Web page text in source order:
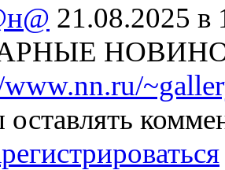
21.08.2025 в